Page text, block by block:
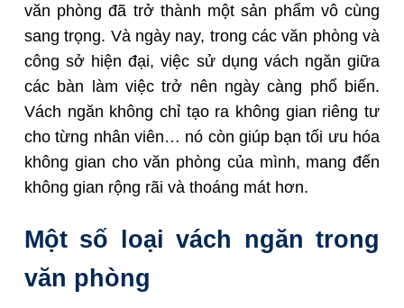
văn phòng đã trở thành một sản phẩm vô cùng
sang trọng. Và ngày nay, trong các văn phòng và
công sở hiện đại, việc sử dụng vách ngăn giữa
các bàn làm việc trở nên ngày càng phổ biến.
Vách ngăn không chỉ tạo ra không gian riêng tư
cho từng nhân viên… nó còn giúp bạn tối ưu hóa
không gian cho văn phòng của mình, mang đến
không gian rộng rãi và thoáng mát hơn.
Một số loại vách ngăn trong
văn phòng